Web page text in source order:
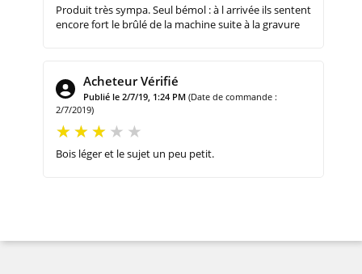
Produit très sympa. Seul bémol : à l arrivée ils sentent
encore fort le brûlé de la machine suite à la gravure
Acheteur Vérifié
Publié le 2/7/19, 1:24 PM (Date de commande :
2/7/2019)
Bois léger et le sujet un peu petit.